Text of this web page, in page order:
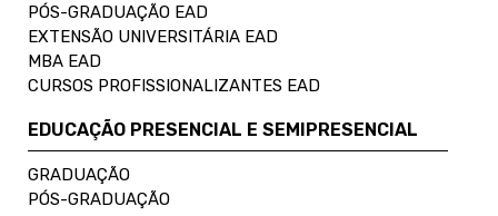
PÓS-GRADUAÇÃO EAD
EXTENSÃO UNIVERSITÁRIA EAD
MBA EAD
CURSOS PROFISSIONALIZANTES EAD
EDUCAÇÃO PRESENCIAL E SEMIPRESENCIAL
GRADUAÇÃO
PÓS-GRADUAÇÃO